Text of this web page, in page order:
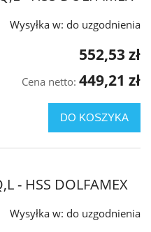
Wysyłka w: do uzgodnienia
552,53 zł
Cena netto: 449,21 zł
DO KOSZYKA
- HSS DOLFAMEX
Wysyłka w: do uzgodnienia